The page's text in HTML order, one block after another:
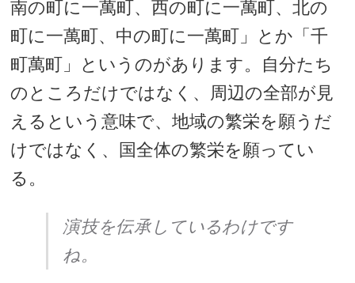
南の町に一萬町、西の町に一萬町、北の
町に一萬町、中の町に一萬町」とか「千
町萬町」というのがあります。自分たち
のところだけではなく、周辺の全部が見
えるという意味で、地域の繁栄を願うだ
けではなく、国全体の繁栄を願ってい
る。
演技を伝承しているわけです
ね。